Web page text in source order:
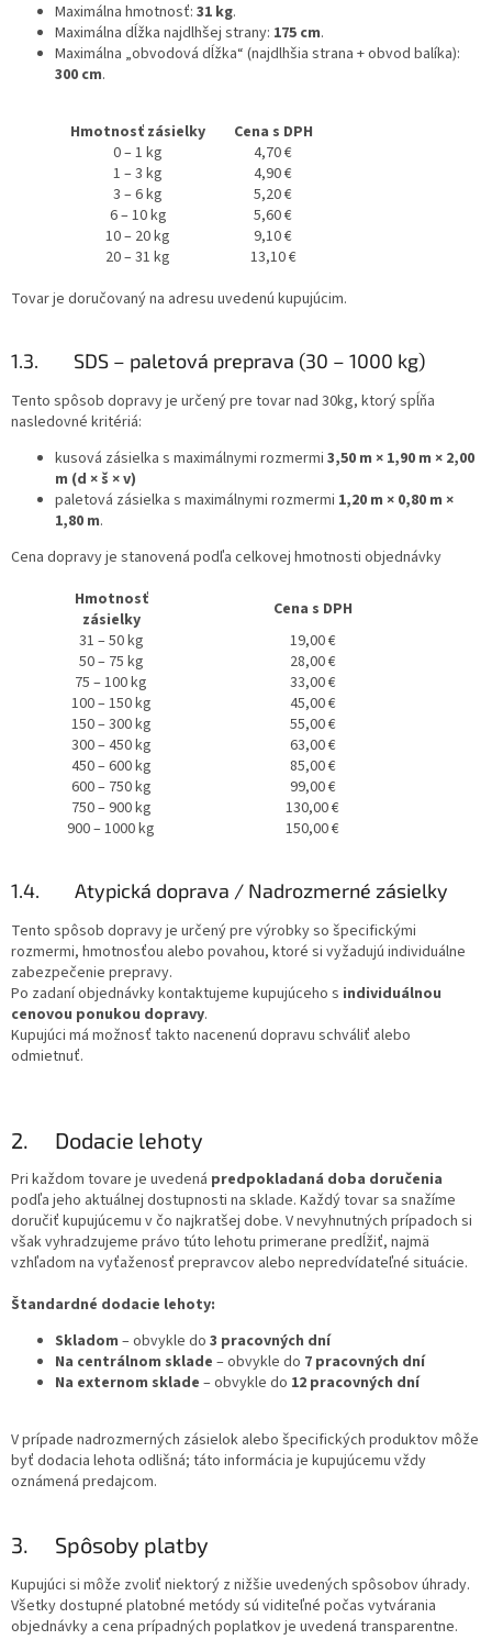
Maximálna hmotnosť: 31 kg.
Maximálna dĺžka najdlhšej strany: 175 cm.
Maximálna „obvodová dĺžka“ (najdlhšia strana + obvod balíka):
300 cm.
Hmotnosť zásielky
Cena s DPH
0 – 1 kg
4,70 €
1 – 3 kg
4,90 €
3 – 6 kg
5,20 €
6 – 10 kg
5,60 €
10 – 20 kg
9,10 €
20 – 31 kg
13,10 €
Tovar je doručovaný na adresu uvedenú kupujúcim.
1.3. SDS – paletová preprava (30 – 1000 kg)
Tento spôsob dopravy je určený pre tovar nad 30kg, ktorý spĺňa
nasledovné kritériá:
kusová zásielka s maximálnymi rozmermi 3,50 m × 1,90 m × 2,00
m (d × š × v)
paletová zásielka s maximálnymi rozmermi 1,20 m × 0,80 m ×
1,80 m.
Cena dopravy je stanovená podľa celkovej hmotnosti objednávky
Hmotnosť
zásielky
Cena s DPH
31 – 50 kg
19,00 €
50 – 75 kg
28,00 €
75 – 100 kg
33,00 €
100 – 150 kg
45,00 €
150 – 300 kg
55,00 €
300 – 450 kg
63,00 €
450 – 600 kg
85,00 €
600 – 750 kg
99,00 €
750 – 900 kg
130,00 €
900 – 1000 kg
150,00 €
1.4. Atypická doprava / Nadrozmerné zásielky
Tento spôsob dopravy je určený pre výrobky so špecifickými
rozmermi, hmotnosťou alebo povahou, ktoré si vyžadujú individuálne
zabezpečenie prepravy.
Po zadaní objednávky kontaktujeme kupujúceho s individuálnou
cenovou ponukou dopravy.
Kupujúci má možnosť takto nacenenú dopravu schváliť alebo
odmietnuť.
2. Dodacie lehoty
Pri každom tovare je uvedená predpokladaná doba doručenia
podľa jeho aktuálnej dostupnosti na sklade. Každý tovar sa snažíme
doručiť kupujúcemu v čo najkratšej dobe. V nevyhnutných prípadoch si
však vyhradzujeme právo túto lehotu primerane predĺžiť, najmä
vzhľadom na vyťaženosť prepravcov alebo nepredvídateľné situácie.
Štandardné dodacie lehoty:
Skladom – obvykle do 3 pracovných dní
Na centrálnom sklade – obvykle do 7 pracovných dní
Na externom sklade – obvykle do 12 pracovných dní
V prípade nadrozmerných zásielok alebo špecifických produktov môže
byť dodacia lehota odlišná; táto informácia je kupujúcemu vždy
oznámená predajcom.
3. Spôsoby platby
Kupujúci si môže zvoliť niektorý z nižšie uvedených spôsobov úhrady.
Všetky dostupné platobné metódy sú viditeľné počas vytvárania
objednávky a cena prípadných poplatkov je uvedená transparentne.